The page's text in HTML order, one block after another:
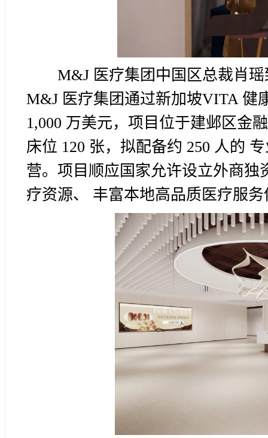
M&J 医疗集团中国区总裁肖
M&J 医疗集团通过新加坡VITA 健
1,000 万美元，项目位于建邺区金
床位 120 张，拟配备约 250 人的
营。项目顺应国家允许设立外商
疗资源、 丰富本地高品质医疗服务